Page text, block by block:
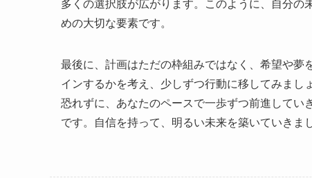
多くの選択肢が広がります。このように、自分の
めの大切な要素です。
最後に、計画はただの枠組みではなく、希望や
インするかを考え、少しずつ行動に移してみま
恐れずに、あなたのペースで一歩ずつ前進して
です。自信を持って、明るい未来を築いていきま